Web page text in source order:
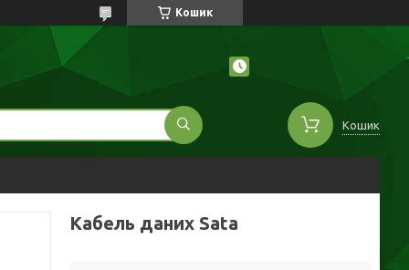
Кошик
Кошик
Кабель даних Sata